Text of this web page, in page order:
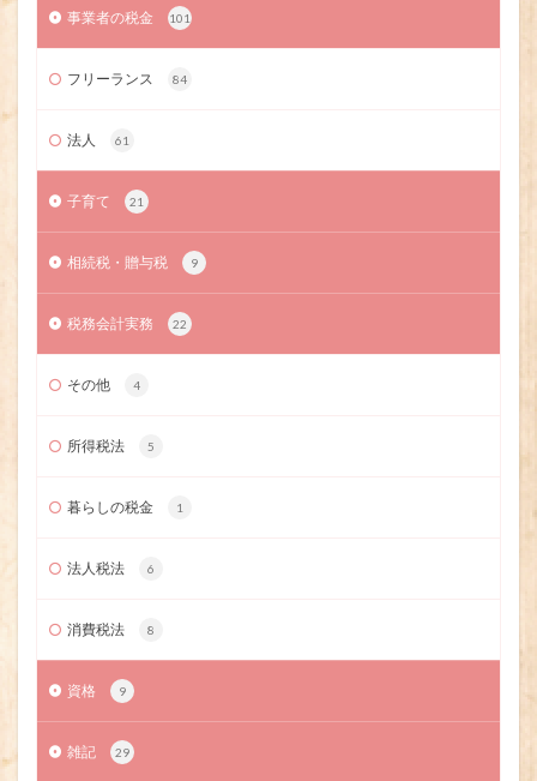
事業者の税金 101
フリーランス 84
法人 61
子育て 21
相続税・贈与税 9
税務会計実務 22
その他 4
所得税法 5
暮らしの税金 1
法人税法 6
消費税法 8
資格 9
雑記 29